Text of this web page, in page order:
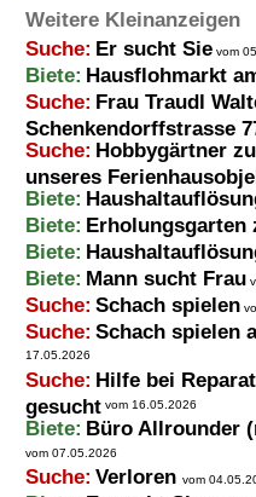
Weitere Kleinanzeigen
Suche: Er sucht Sie vom
Biete: Hausflohmarkt
Suche: Frau Traudl
Schenkendorffstrasse
Suche: Hobbygärtner
unseres
Biete:
Biete: Erholungsgarten
Biete:
Biete: Mann sucht Frau
Suche: Schach spielen
Suche: Schach spielen
17.05.2026
Suche: Hilfe bei
gesucht vom 16.05.2026
Biete: Büro Allrounder
vom 07.05.2026
Suche: Verloren vom